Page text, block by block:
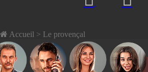
Accueil > Le provençal